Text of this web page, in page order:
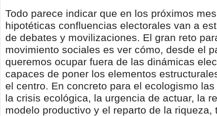
Todo parece indicar que en los próximos
hipotéticas confluencias electorales van a
de debates y movilizaciones. El gran reto
movimiento sociales es ver cómo, desde el
queremos ocupar fuera de las dinámicas
capaces de poner los elementos
el centro. En concreto para el ecologismo
la crisis ecológica, la urgencia de actuar, la
modelo productivo y el reparto de la riqueza,